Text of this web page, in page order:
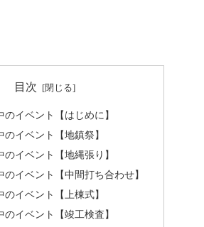
目次
のイベント【はじめに】
のイベント【地鎮祭】
のイベント【地縄張り】
のイベント【中間打ち合わせ】
のイベント【上棟式】
のイベント【竣工検査】